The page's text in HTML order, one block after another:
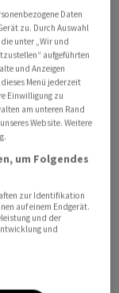
dass die
Allerdings
Führung in
mit den USA
die wichtige
Iran mit
Landes nicht
Daten
zu. Durch Auswahl
unter „Wir und
aufgeführten
und Anzeigen
Menü jederzeit
Einwilligung zu
am unteren Rand
Website. Weitere
um Folgendes
zur Identifikation
auf einem Endgerät.
und der
und